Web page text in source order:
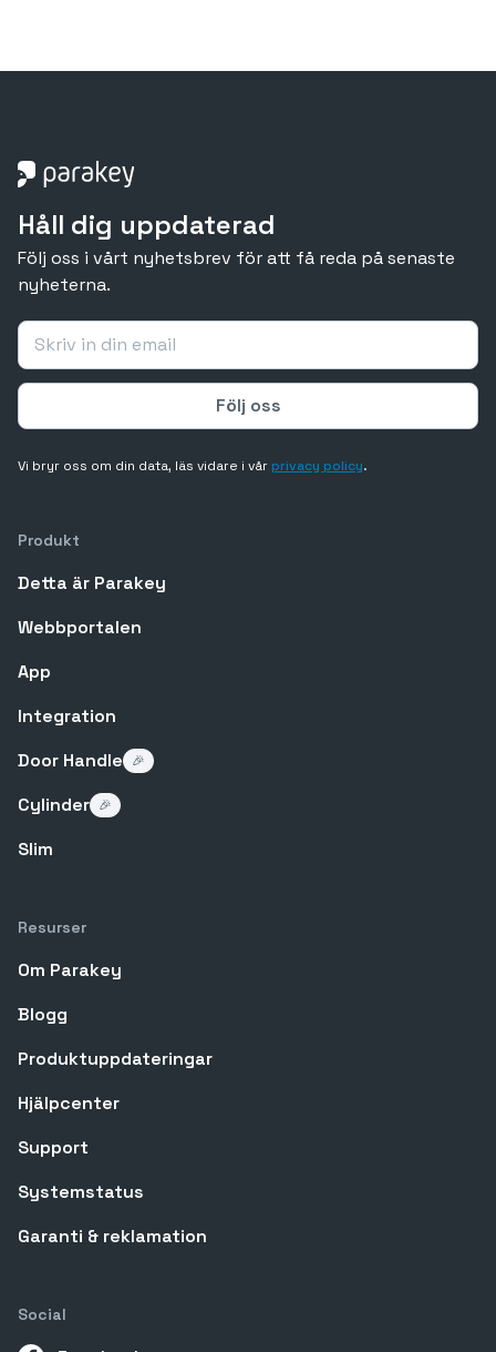
Håll dig uppdaterad
Följ oss i vårt nyhetsbrev för att få reda på senaste
nyheterna.
Vi bryr oss om din data, läs vidare i vårprivacy policy.
Produkt
Detta är Parakey
Webbportalen
App
Integration
Door Handle
🎉
Cylinder 🎉
Slim
Resurser
Om Parakey
Blogg
Produktuppdateringar
Hjälpcenter
Support
Systemstatus
Garanti & reklamation
Social